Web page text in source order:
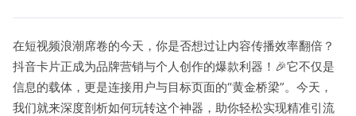
在短视频浪潮席卷的今天，你是否想过让内容传播效率翻倍？
抖音卡片正成为品牌营销与个人创作的爆款利器！🎉它不仅是
信息的载体，更是连接用户与目标页面的“黄金桥梁”。今天，
我们就来深度剖析如何玩转这个神器，助你轻松实现精准引流